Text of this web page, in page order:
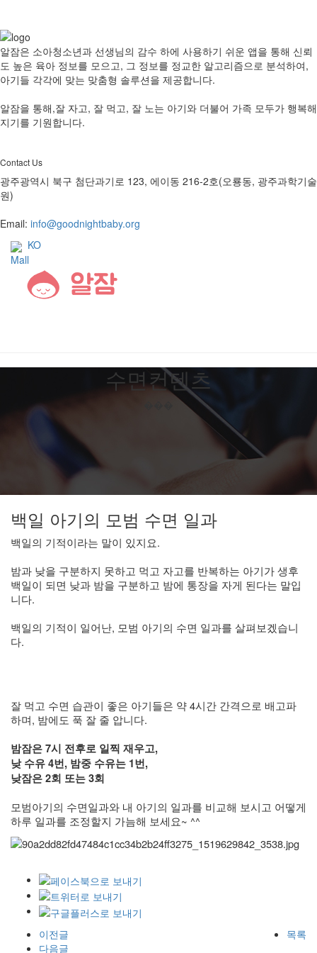
알잠은 소아청소년과 선생님의 감수 하에 사용하기 쉬운 앱을 통해 신뢰
도 높은 육아 정보를 모으고, 그 정보를 정교한 알고리즘으로 분석하여,
아기들 각각에 맞는 맞춤형 솔루션을 제공합니다.
알잠을 통해,잘 자고, 잘 먹고, 잘 노는 아기와 더불어 가족 모두가 행복해
지기를 기원합니다.
Contact Us
광주광역시 북구 첨단과기로 123, 에이동 216-2호(오룡동, 광주과학기술
원)
Email: info@goodnightbaby.org
KO
Mall
수면컨텐츠
백일 아기의 모범 수면 일과
백일의 기적이라는 말이 있지요.
밤과 낮을 구분하지 못하고 먹고 자고를 반복하는 아기가 생후
백일이 되면 낮과 밤을 구분하고 밤에 통장을 자게 된다는 말입
니다.
백일의 기적이 일어난, 모범 아기의 수면 일과를 살펴보겠습니
다.
잘 먹고 수면 습관이 좋은 아기들은 약 4시간 간격으로 배고파
하며, 밤에도 푹 잘 줄 압니다.
밤잠은 7시 전후로 일찍 재우고,
낮 수유 4번, 밤중 수유는 1번,
낮잠은 2회 또는 3회
모범아기의 수면일과와 내 아기의 일과를 비교해 보시고 어떻게
하루 일과를 조정할지 가늠해 보세요~ ^^
이전글
다음글
목록